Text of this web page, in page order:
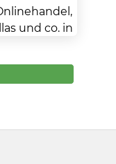
und co. in